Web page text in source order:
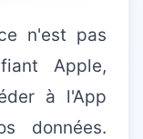
n'est pas
Apple,
à l'App
données.